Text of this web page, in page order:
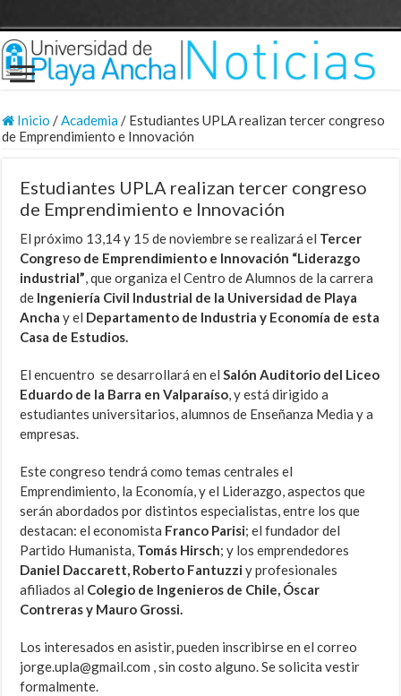
Inicio /Academia/ Estudiantes UPLA realizan tercer congreso
de Emprendimiento e Innovación
Estudiantes UPLA realizan tercer congreso
de Emprendimiento e Innovación
El próximo 13,14 y 15 de noviembre se realizará el Tercer
Congreso de Emprendimiento e Innovación “Liderazgo
industrial”, que organiza el Centro de Alumnos de la carrera
de Ingeniería Civil Industrial de la Universidad de Playa
Ancha y el Departamento de Industria y Economía de esta
Casa de Estudios.
El encuentro se desarrollará en el Salón Auditorio del Liceo
Eduardo de la Barra en Valparaíso, y está dirigido a
estudiantes universitarios, alumnos de Enseñanza Media y a
empresas.
Este congreso tendrá como temas centrales el
Emprendimiento, la Economía, y el Liderazgo, aspectos que
serán abordados por distintos especialistas, entre los que
destacan: el economista Franco Parisi; el fundador del
Partido Humanista, Tomás Hirsch; y los emprendedores
Daniel Daccarett, Roberto Fantuzzi y profesionales
afiliados al Colegio de Ingenieros de Chile, Óscar
Contreras y Mauro Grossi.
Los interesados en asistir, pueden inscribirse en el correo
jorge.upla@gmail.com , sin costo alguno. Se solicita vestir
formalmente.